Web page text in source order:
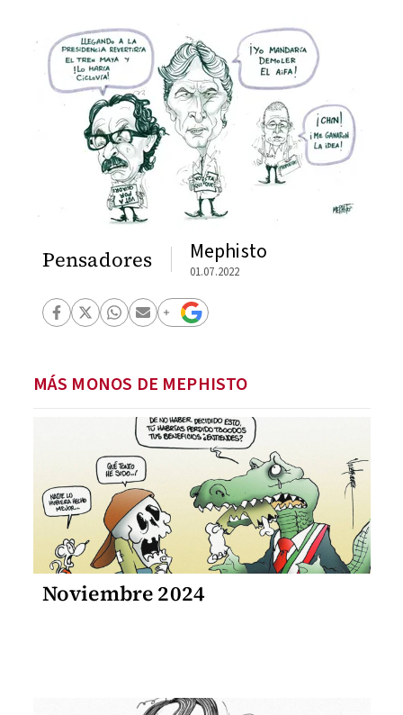
Pensadores Mephisto
01.07.2022
MÁS MONOS DE MEPHISTO
Noviembre 2024